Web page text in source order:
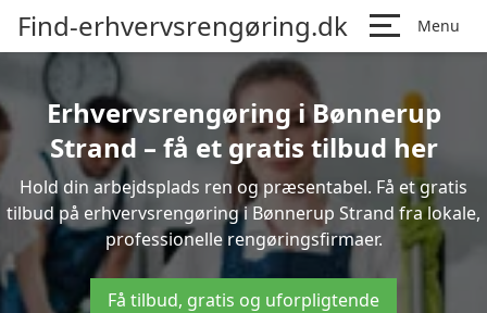
Find-erhvervsrengøring.dk Menu
Erhvervsrengøring i Bønnerup
Strand – få et gratis tilbud her
Hold din arbejdsplads ren og præsentabel. Få et gratis
tilbud på erhvervsrengøring i Bønnerup Strand fra lokale,
professionelle rengøringsfirmaer.
Få tilbud, gratis og uforpligtende